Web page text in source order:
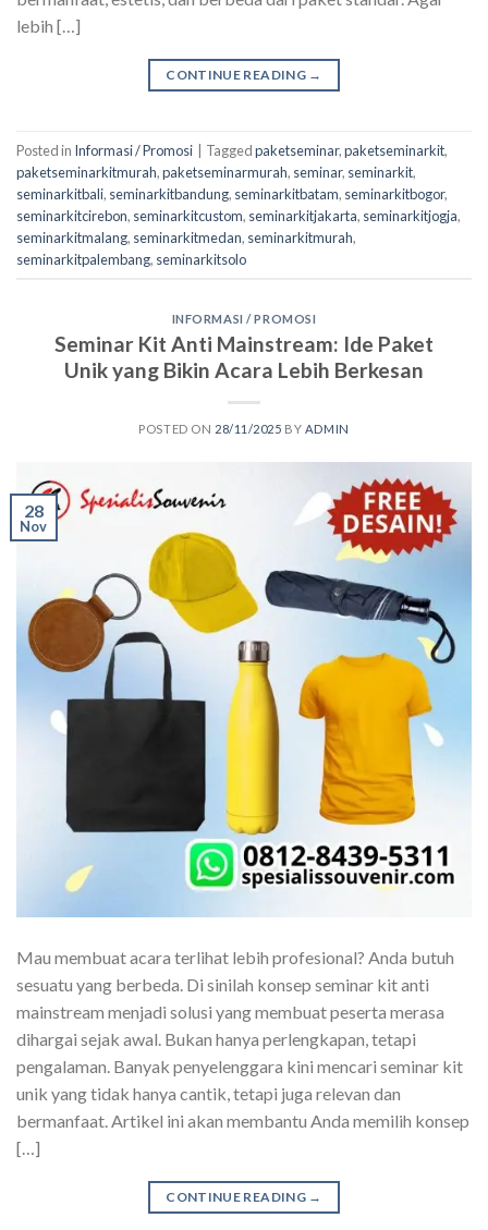
lebih […]
CONTINUE READING →
Posted in Informasi / Promosi Taggedpaketseminar,paketseminarkit,
paketseminarkitmurah,paketseminarmurah, seminar, seminarkit,
seminarkitbali, seminarkitbandung, seminarkitbatam, seminarkitbogor,
seminarkitcirebon, seminarkitcustom, seminarkitjakarta, seminarkitjogja,
seminarkitmalang, seminarkitmedan, seminarkitmurah,
seminarkitpalembang, seminarkitsolo
INFORMASI / PROMOSI
Seminar Kit Anti Mainstream: Ide Paket
Unik yang Bikin Acara Lebih Berkesan
POSTED ON 28/11/2025 BY ADMIN
28
Nov
Mau membuat acara terlihat lebih profesional? Anda butuh
sesuatu yang berbeda. Di sinilah konsep seminar kit anti
mainstream menjadi solusi yang membuat peserta merasa
dihargai sejak awal. Bukan hanya perlengkapan, tetapi
pengalaman. Banyak penyelenggara kini mencari seminar kit
unik yang tidak hanya cantik, tetapi juga relevan dan
bermanfaat. Artikel ini akan membantu Anda memilih konsep
[…]
CONTINUE READING →